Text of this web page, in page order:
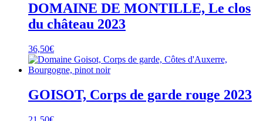
DOMAINE DE MONTILLE, Le clos
du château 2023
36,50€
GOISOT, Corps de garde rouge 2023